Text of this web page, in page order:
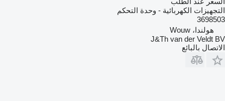
التجهيزات الكهربائية - وحدة التحكم
3698503
هولندا، Wouw
J&Th van der Veldt BV
الاتصال بالبائع